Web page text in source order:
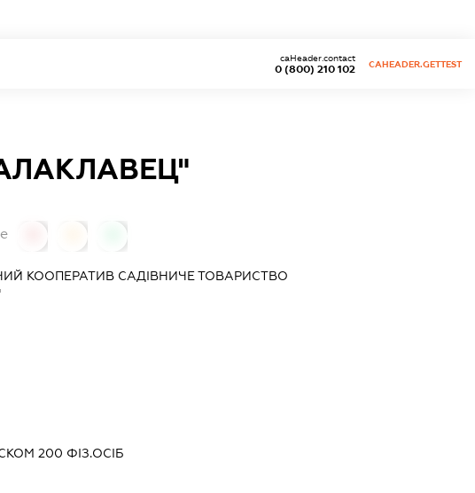
0 (800) 210 102
caHeader.contact
CAHEADER.GETTEST
КООПЕРАТИВ САДІВНИЧЕ ТОВАРИСТВО
200 ФІЗ.ОСІБ